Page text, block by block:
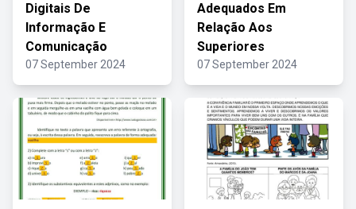
Digitais De
Informação E
Comunicação
07 September 2024
Adequados Em
Relação Aos
Superiores
07 September 2024